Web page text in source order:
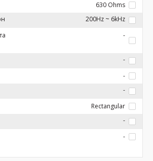
630 Ohms
200Hz ~ 6kHz
-
-
-
-
Rectangular
-
-